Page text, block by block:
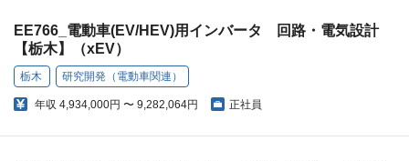
EE766_電動車(EV/HEV)用インバータ 回路・電気設計
【栃木】（xEV）
栃木 研究開発（電動車関連）
年収 4,934,000円 〜 9,282,064円 正社員